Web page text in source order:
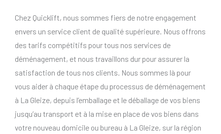
Chez Quicklift, nous sommes fiers de notre engagement
envers un service client de qualité supérieure. Nous offrons
des tarifs compétitifs pour tous nos services de
déménagement, et nous travaillons dur pour assurer la
satisfaction de tous nos clients. Nous sommes là pour
vous aider à chaque étape du processus de déménagement
à La Gleize, depuis l’emballage et le déballage de vos biens
jusqu’au transport et à la mise en place de vos biens dans
votre nouveau domicile ou bureau à La Gleize, sur la région